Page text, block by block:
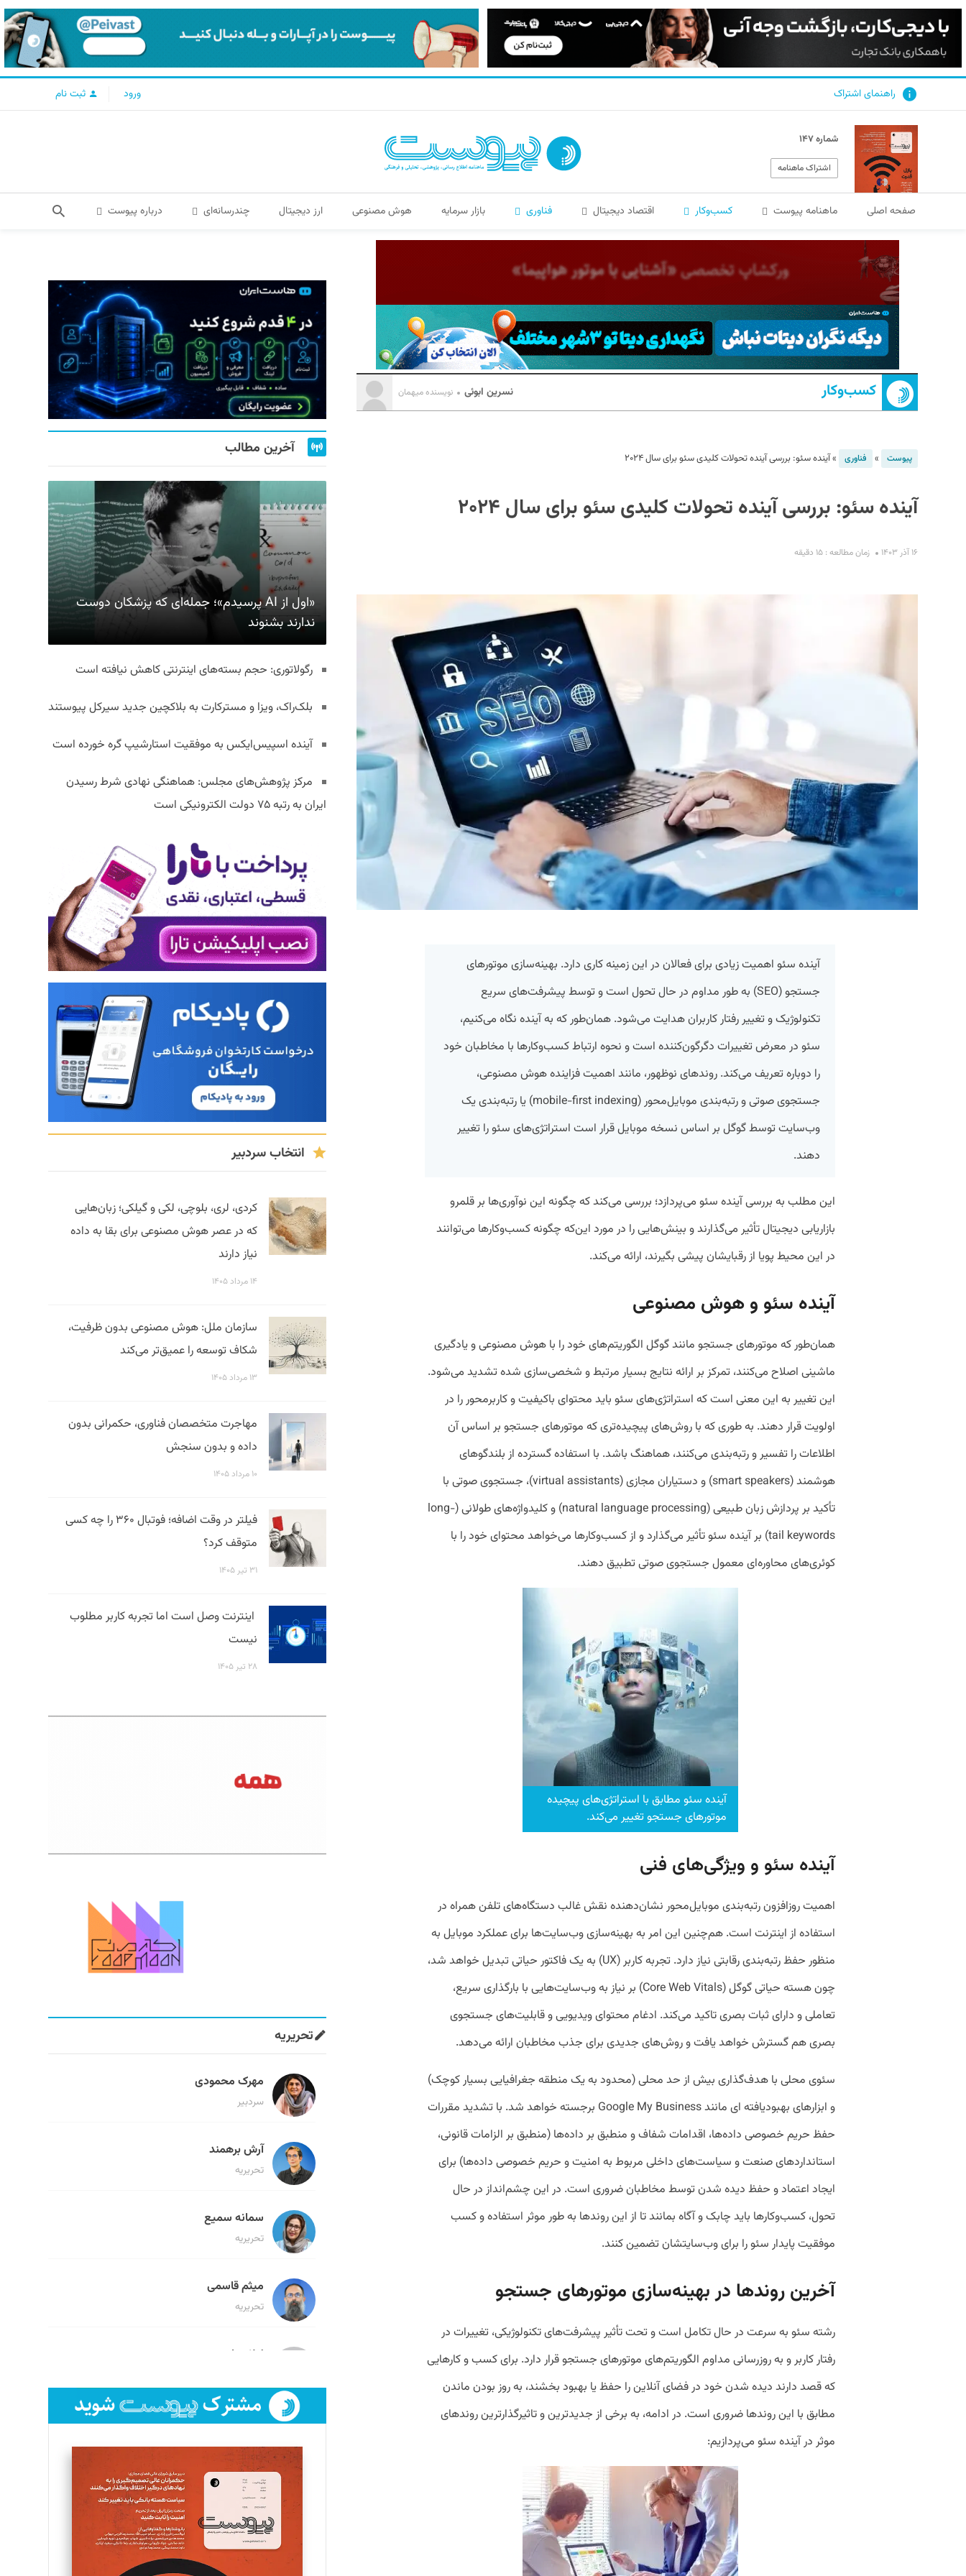
راهنمای اشتراک ورود ثبت نام
شماره ۱۴۷
اشتراک ماهنامه
صفحه اصلی ماهنامه پیوست کسب‌و‌کار اقتصاد دیجیتال فناوری بازار سرمایه هوش مصنوعی ارز دیجیتال چندرسانه‌ای درباره پیوست
کسب‌و‌کار نسرین ابوئی نویسنده میهمان
پیوست » فناوری »آینده سئو: بررسی آینده تحولات کلیدی سئو برای سال ۲۰۲۴
آینده سئو: بررسی آینده تحولات کلیدی سئو برای سال ۲۰۲۴
۱۶ آذر ۱۴۰۳ زمان مطالعه : ۱۵ دقیقه
آینده سئو اهمیت زیادی برای فعالان در این زمینه کاری دارد. بهینه‌سازی موتورهای
جستجو (SEO) به طور مداوم در حال تحول است و توسط پیشرفت‌های سریع
تکنولوژیک و تغییر رفتار کاربران هدایت می‌شود. همان‌طور که به آینده نگاه می‌کنیم،
سئو در معرض تغییرات دگرگون‌کننده است و نحوه ارتباط کسب‌وکارها با مخاطبان خود
را دوباره تعریف می‌کند. روندهای نوظهور، مانند اهمیت فزاینده هوش مصنوعی،
جستجوی صوتی و رتبه‌بندی موبایل‌محور (mobile-first indexing) یا رتبه‌بندی یک
وب‌سایت توسط گوگل بر اساس نسخه موبایل قرار است استراتژی‌های سئو را تغییر
دهند.
این مطلب به بررسی آینده سئو می‌پردازد؛ بررسی می‌کند که چگونه این نوآوری‌ها بر قلمرو
بازاریابی دیجیتال تأثیر می‌گذارند و بینش‌هایی را در مورد این‌که چگونه کسب‌وکارها می‌توانند
در این محیط پویا از رقبایشان پیشی بگیرند، ارائه می‌کند.
آینده سئو و هوش مصنوعی
همان‌طور که موتورهای جستجو مانند گوگل الگوریتم‌های خود را با هوش مصنوعی و یادگیری
ماشینی اصلاح می‌کنند، تمرکز بر ارائه نتایج بسیار مرتبط و شخصی‌سازی شده تشدید می‌شود.
این تغییر به این معنی است که استراتژی‌های سئو باید محتوای باکیفیت و کاربرمحور را در
اولویت قرار دهند. به طوری که با روش‌های پیچیده‌تری که موتورهای جستجو بر اساس آن
اطلاعات را تفسیر و رتبه‌بندی می‌کنند، هماهنگ باشد. با استفاده گسترده از بلندگوهای
هوشمند (smart speakers) و دستیاران مجازی (virtual assistants)، جستجوی صوتی با
تأکید بر پردازش زبان طبیعی (natural language processing) و کلیدواژه‌های طولانی (long-
tail keywords) بر آینده سئو تأثیر می‌گذارد و از کسب‌وکارها می‌خواهد محتوای خود را با
کوئری‌های محاوره‌ای معمول جستجوی صوتی تطبیق دهند.
آینده سئو مطابق با استراتژی‌های پیچیده
موتورهای جستجو تغییر می‌کند.
آینده سئو و ویژگی‌های فنی
اهمیت روزافزون رتبه‌بندی موبایل‌محور نشان‌دهنده نقش غالب دستگاه‌های تلفن همراه در
استفاده از اینترنت است. هم‌چنین این امر به بهینه‌سازی وب‌سایت‌ها برای عملکرد موبایل به
منظور حفظ رتبه‌بندی رقابتی نیاز دارد. تجربه کاربر (UX) به یک فاکتور حیاتی تبدیل خواهد شد،
چون هسته حیاتی گوگل (Core Web Vitals) بر نیاز به وب‌سایت‌هایی با بارگذاری سریع،
تعاملی و دارای ثبات بصری تاکید می‌کند. ادغام محتوای ویدیویی و قابلیت‌های جستجوی
بصری هم گسترش خواهد یافت و روش‌های جدیدی برای جذب مخاطبان ارائه می‌دهد.
سئوی محلی با هدف‌گذاری بیش از حد محلی (محدود به یک منطقه جغرافیایی بسیار کوچک)
و ابزارهای بهبودیافته ای مانند Google My Business برجسته خواهد شد. با تشدید مقررات
حفظ حریم خصوصی داده‌ها، اقدامات شفاف و منطبق بر داده‌ها (منطبق بر الزامات قانونی،
استانداردهای صنعت و سیاست‌های داخلی مربوط به امنیت و حریم خصوصی داده‌ها) برای
ایجاد اعتماد و حفظ دیده شدن توسط مخاطبان ضروری است. در این چشم‌انداز در حال
تحول، کسب‌وکارها باید چابک و آگاه بمانند تا از این روندها به طور موثر استفاده و کسب
موفقیت پایدار سئو را برای وب‌سایتشان تضمین کنند.
آخرین روندها در بهینهسازی موتورهای جستجو
رشته سئو به سرعت در حال تکامل است و تحت تأثیر پیشرفت‌های تکنولوژیکی، تغییرات در
رفتار کاربر و به روزرسانی مداوم الگوریتم‌های موتورهای جستجو قرار دارد. برای کسب و کارهایی
که قصد دارند دیده شدن خود در فضای آنلاین را حفظ یا بهبود بخشند، به روز بودن ماندن
مطابق با این روندها ضروری است. در ادامه، به برخی از جدیدترین و تاثیرگذارترین روندهای
موثر در آینده سئو می‌پردازیم:
آخرین مطالب
«اول از AI پرسیدم»؛ جمله‌ای که پزشکان دوست
ندارند بشنوند
رگولاتوری: حجم بسته‌های اینترنتی کاهش نیافته است
بلک‌راک، ویزا و مسترکارت به بلاکچین جدید سیرکل پیوستند
آینده اسپیس‌ایکس به موفقیت استارشیپ گره خورده است
مرکز پژوهش‌های مجلس: هماهنگی نهادی شرط رسیدن
ایران به رتبه ۷۵ دولت الکترونیکی است
انتخاب سردبیر
کردی، لری، بلوچی، لکی و گیلکی؛ زبان‌هایی
که در عصر هوش مصنوعی برای بقا به داده
نیاز دارند
۱۴ مرداد ۱۴۰۵
سازمان ملل: هوش مصنوعی بدون ظرفیت،
شکاف توسعه را عمیق‌تر می‌کند
۱۳ مرداد ۱۴۰۵
مهاجرت متخصصان فناوری، حکمرانی بدون
داده و بدون سنجش
۱۰ مرداد ۱۴۰۵
فیلتر در وقت اضافه؛ فوتبال ۳۶۰ را چه کسی
متوقف کرد؟
۳۱ تیر ۱۴۰۵
اینترنت وصل است اما تجربه کاربر مطلوب
نیست
۲۸ تیر ۱۴۰۵
تحریریه
مهرک محمودی
سردبیر
آرش برهمند
تحریریه
سمانه سمیع
تحریریه
میثم قاسمی
تحریریه
لیلا حنارود
فائزه فتحی رستمی
تحریریه
سروش کرمیان
تحریریه
مینا پاکدل